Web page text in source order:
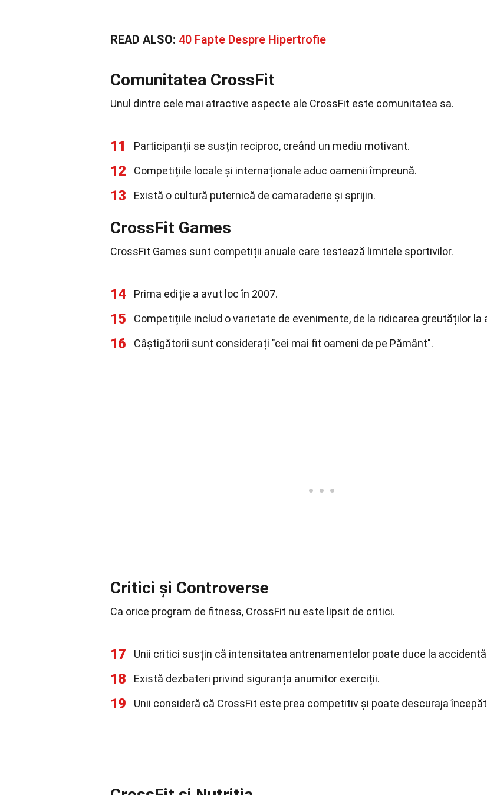
READ ALSO: 40 Fapte Despre Hipertrofie
Comunitatea CrossFit
Unul dintre cele mai atractive aspecte ale CrossFit este comunitatea sa.
11 Participanții se susțin reciproc, creând un mediu motivant.
12 Competițiile locale și internaționale aduc oamenii împreună.
13 Există o cultură puternică de camaraderie și sprijin.
CrossFit Games
CrossFit Games sunt competiții anuale care testează limitele sportivilor.
14 Prima ediție a avut loc în 2007.
15 Competițiile includ o varietate de evenimente, de la ridicarea greutăților la
16 Câștigătorii sunt considerați "cei mai fit oameni de pe Pământ".
Critici și Controverse
Ca orice program de fitness, CrossFit nu este lipsit de critici.
17 Unii critici susțin că intensitatea antrenamentelor poate duce la
18 Există dezbateri privind siguranța anumitor exerciții.
19 Unii consideră că CrossFit este prea competitiv și poate descuraja